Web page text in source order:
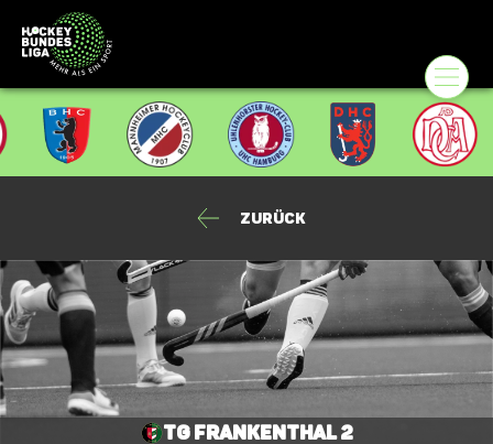
Zurück
TG Frankenthal 2